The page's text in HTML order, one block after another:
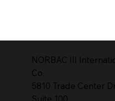
NORBAC lll
Co.
5810 Trade Center
Suite 100